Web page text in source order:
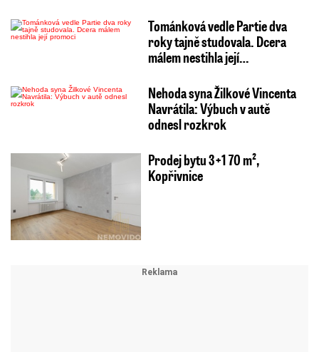
Tománková vedle Partie dva
roky tajně studovala. Dcera
málem nestihla její…
Nehoda syna Žilkové Vincenta
Navrátila: Výbuch v autě
odnesl rozkrok
Prodej bytu 3+1 70 m²,
Kopřivnice